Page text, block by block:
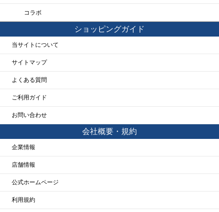
コラボ
ショッピングガイド
当サイトについて
サイトマップ
よくある質問
ご利用ガイド
お問い合わせ
会社概要・規約
企業情報
店舗情報
公式ホームページ
利用規約